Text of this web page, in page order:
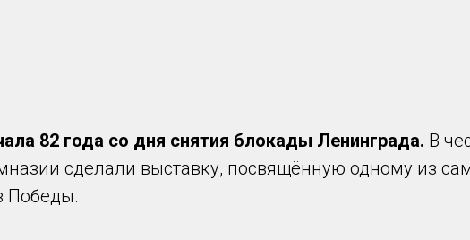
82 года со дня снятия блокады Ленинграда. В
сделали выставку, посвящённую одному из
Победы.